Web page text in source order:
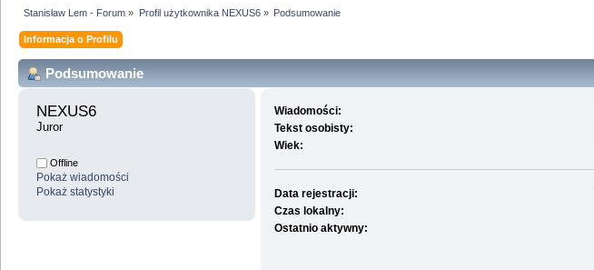
Stanisław Lem - Forum » Profil użytkownika NEXUS6» Podsumowanie
Informacja o Profilu
Podsumowanie
NEXUS6
Juror
Offline
Pokaż wiadomości
Pokaż statystyki
Wiadomości:
Tekst osobisty:
Wiek:
Data rejestracji:
Czas lokalny:
Ostatnio aktywny: